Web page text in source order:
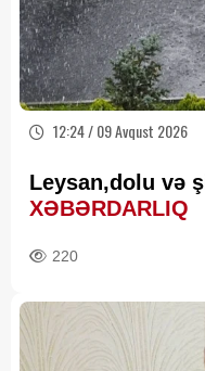
12:24 / 09 Avqust 2026
Leysan,dolu və
XƏBƏRDARLIQ
220